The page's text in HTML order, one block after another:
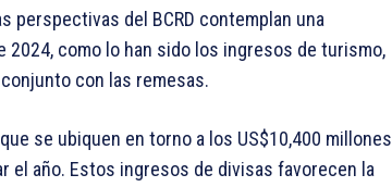
perspectivas del BCRD contemplan una
como lo han sido los ingresos de turismo,
con las remesas.
se ubiquen en torno a los US$10,400 millones
el año. Estos ingresos de divisas favorecen la